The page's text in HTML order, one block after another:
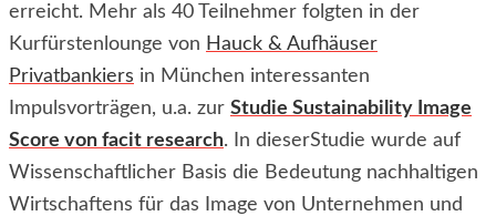
erreicht. Mehr als 40 Teilnehmer folgten in der
Kurfürstenlounge von Hauck & Aufhäuser
Privatbankiers in München interessanten
Impulsvorträgen, u.a. zur Studie Sustainability Image
Score von facit research. In dieserStudie wurde auf
Wissenschaftlicher Basis die Bedeutung nachhaltigen
Wirtschaftens für das Image von Unternehmen und